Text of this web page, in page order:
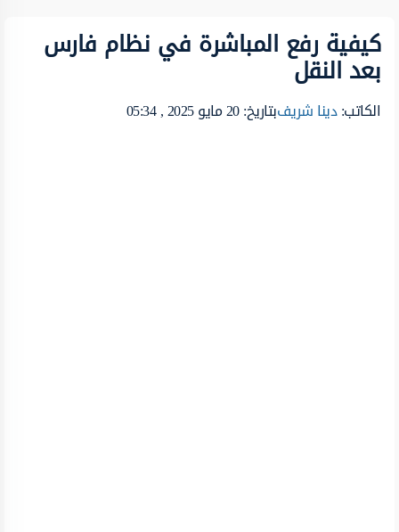
كيفية رفع المباشرة في نظام فارس
بعد النقل
الكاتب:دينا شريفبتاريخ: 20 مايو 2025 , 05:34